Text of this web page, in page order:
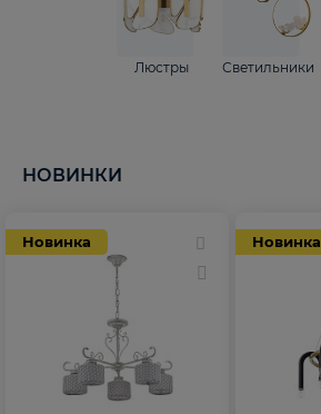
Люстры Светильники
НОВИНКИ
Новинка Новинка